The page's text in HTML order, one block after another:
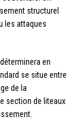
structurel
les attaques
en
se situe entre
de la
section de liteaux